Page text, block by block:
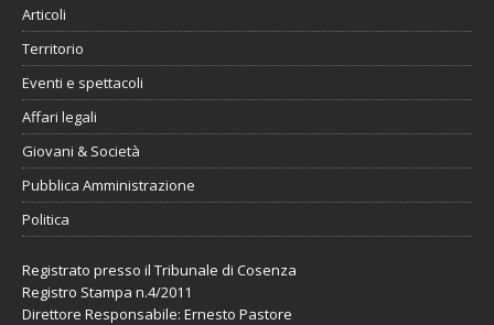
Articoli
Territorio
Eventi e spettacoli
Affari legali
Giovani & Società
Pubblica Amministrazione
Politica
Registrato presso il Tribunale di Cosenza
Registro Stampa n.4/2011
Direttore Responsabile: Ernesto Pastore